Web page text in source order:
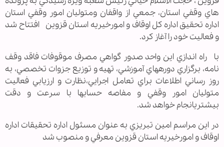
هاي وقفي استان، جمعي از واقفان ومتوليان امور وقفي استان
اداره تحقيق اداره کل اوقاف و امورخيريه استان قزوين افتتاح شد
و فعاليت خود را آغاز کرد.
با راه اندازي اين واحد صدور گواهي مصرف موقوفات فاقد وقف
نامه، برگزاري دورههاي آموزشي، تهيه و توزيع جزوات تخصصي، به
روز رساني اطلاعات براي تعامل اجرايي،نظارت و ارزيابي فعاليت
متوليان امور وقفي و مفاصه حسابها با سرعت و دقت
بيشتريانجام خواهد شد.
در اين مراسم امين تبريزي به عنوان مسئول اداره تحقيقات اداره
اوقاف و امورخيريه استان قزوين معرفي و منصوب شد